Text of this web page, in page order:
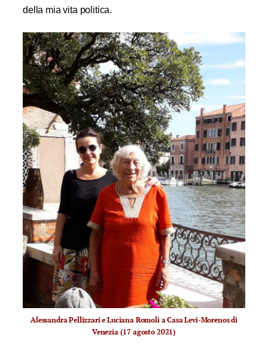
della mia vita politica.
Alessandra Pellizzari e Luciana Romoli a Casa Levi-Morenos di
Venezia (17 agosto 2021)